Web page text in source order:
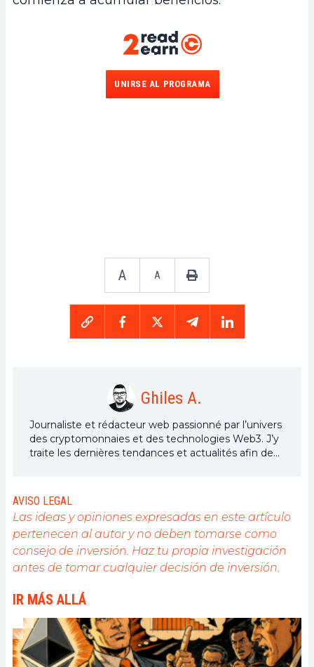
UNIRSE AL PROGRAMA
A A
Ghiles A.
Journaliste et rédacteur web passionné par l’univers
des cryptomonnaies et des technologies Web3. J’y
traite les dernières tendances et actualités afin de
AVISO LEGAL
Las ideas y opiniones expresadas en este artículo
pertenecen al autor y no deben tomarse como
consejo de inversión. Haz tu propia investigación
antes de tomar cualquier decisión de inversión.
IR MÁS ALLÁ